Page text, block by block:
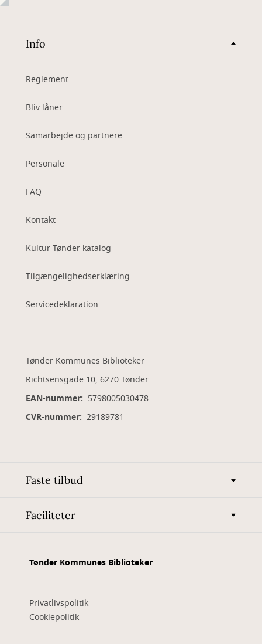
Info
Reglement
Bliv låner
Samarbejde og partnere
Personale
FAQ
Kontakt
Kultur Tønder katalog
Tilgængelighedserklæring
Servicedeklaration
Tønder Kommunes Biblioteker
Richtsensgade 10, 6270 Tønder
EAN-nummer: 5798005030478
CVR-nummer: 29189781
Faste tilbud
Faciliteter
Tønder Kommunes Biblioteker
Privatlivspolitik
Cookiepolitik